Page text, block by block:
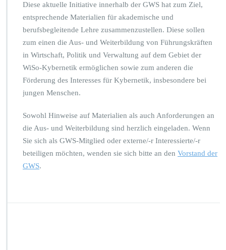
Diese aktuelle Initiative innerhalb der GWS hat zum Ziel,
entsprechende Materialien für akademische und
berufsbegleitende Lehre zusammenzustellen. Diese sollen
zum einen die Aus- und Weiterbildung von Führungskräften
in Wirtschaft, Politik und Verwaltung auf dem Gebiet der
WiSo-Kybernetik ermöglichen sowie zum anderen die
Förderung des Interesses für Kybernetik, insbesondere bei
jungen Menschen.
Sowohl Hinweise auf Materialien als auch Anforderungen an
die Aus- und Weiterbildung sind herzlich eingeladen. Wenn
Sie sich als GWS-Mitglied oder externe/-r Interessierte/-r
beteiligen möchten, wenden sie sich bitte an den Vorstand der
GWS.